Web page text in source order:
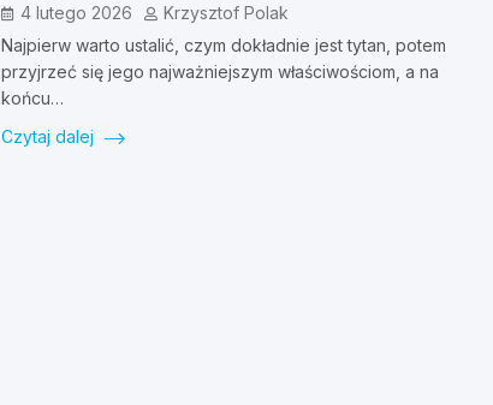
4 lutego 2026
Krzysztof Polak
Najpierw warto ustalić, czym dokładnie jest tytan, potem
przyjrzeć się jego najważniejszym właściwościom, a na
końcu…
Czytaj dalej